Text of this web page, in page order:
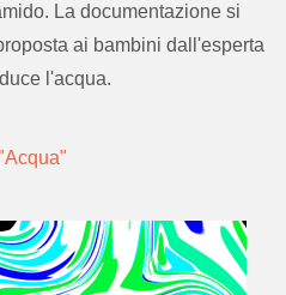
La documentazione si
ai bambini dall'esperta
l'acqua.